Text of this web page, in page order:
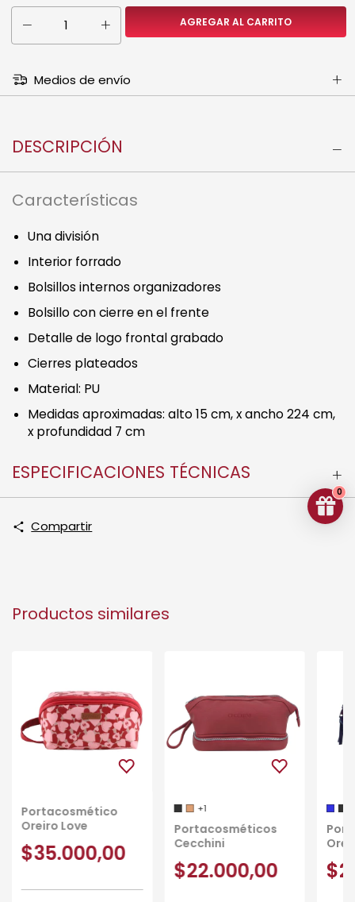
Medios de envío
DESCRIPCIÓN
Características
Una división
Interior forrado
Bolsillos internos organizadores
Bolsillo con cierre en el frente
Detalle de logo frontal grabado
Cierres plateados
Material: PU
Medidas aproximadas: alto 15 cm, x ancho 224 cm,
x profundidad 7 cm
ESPECIFICACIONES TÉCNICAS
Compartir
Productos similares
Portacosmético
Oreiro Love
$35.000,00
+1
Portacosméticos
Cecchini
$22.000,00
0